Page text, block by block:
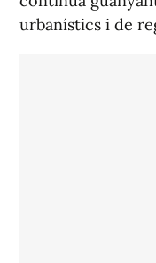
urbanístics i de